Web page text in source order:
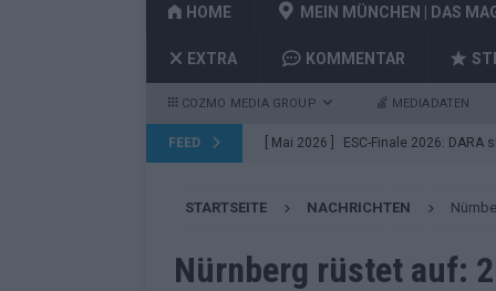
HOME MEIN MÜNCHEN | DAS
EXTRA KOMMENTAR
COZMO MEDIA GROUP MEDIADATEN
FEED [ Mai 2026 ] ESC-Finale 2026:
[ Mai 2026 ] ESC 2026 Finale: JJ
EUROVISION
STARTSEITE NACHRICHTEN
Nürnberg rüstet auf: